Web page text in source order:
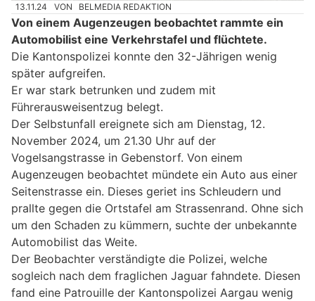
13.11.24 VON BELMEDIA REDAKTION
Von einem Augenzeugen beobachtet rammte ein
Automobilist eine Verkehrstafel und flüchtete.
Die Kantonspolizei konnte den 32-Jährigen wenig
später aufgreifen.
Er war stark betrunken und zudem mit
Führerausweisentzug belegt.
Der Selbstunfall ereignete sich am Dienstag, 12.
November 2024, um 21.30 Uhr auf der
Vogelsangstrasse in Gebenstorf. Von einem
Augenzeugen beobachtet mündete ein Auto aus einer
Seitenstrasse ein. Dieses geriet ins Schleudern und
prallte gegen die Ortstafel am Strassenrand. Ohne sich
um den Schaden zu kümmern, suchte der unbekannte
Automobilist das Weite.
Der Beobachter verständigte die Polizei, welche
sogleich nach dem fraglichen Jaguar fahndete. Diesen
fand eine Patrouille der Kantonspolizei Aargau wenig